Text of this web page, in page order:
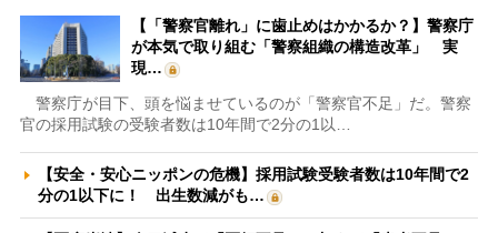
【「警察官離れ」に歯止めはかかるか？】警察庁
が本気で取り組む「警察組織の構造改革」 実
現…
警察庁が目下、頭を悩ませているのが「警察官不足」だ。警察
官の採用試験の受験者数は10年間で2分の1以…
【安全・安心ニッポンの危機】採用試験受験者数は10年間で2
分の1以下に！ 出生数減がも…